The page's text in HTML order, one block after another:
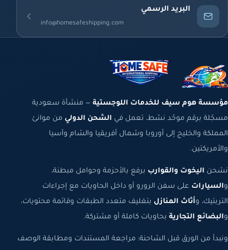
البريد الرسمي
info@homesafeshipping.com
مؤسسة هوم سيف للخدمات اللوجستية — منشأة سعودية
مسجّلة برقم موحّد نشط، تعمل في الشحن الدولي من موانئ
المملكة والخليج إلى أوروبا وشمال أفريقيا والشام وآسيا
والأمريكتين.
نشحن اليخوت والقوارب برفع بالأحزمة وحوامل مبطنة،
والسيارات على سفن الرورو أو داخل الحاويات مع إجراءات
التربتيك، وأثاث المنازل بتغليف متعدد الطبقات وقائمة محتويات،
والبضائع التجارية بحاويات كاملة أو مشتركة.
ونبدأ من الورق قبل الشاحنة: مراجعة المستندات ومطابقة الوصف